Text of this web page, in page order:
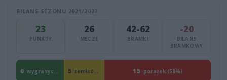
BILANS SEZONU 2021/2022
23
PUNKTY
26
MECZE
42-62
BRAMKI
-20
BILANS
BRAMKOWY
6 wygranych (23%) 5 remisów (19%) 15 porażek (58%)